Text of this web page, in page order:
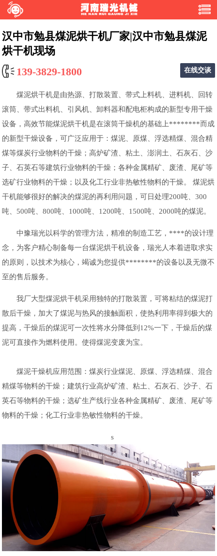
汉中市勉县煤泥烘干机厂家|汉中市勉县煤泥
烘干机现场
139-3829-1800
在线交谈
煤泥烘干机是由热源、打散装置、带式上料机、进料机、回转
滚筒、带式出料机、引风机、卸料器和配电柜构成的新型专用干燥
设备，高效节能煤泥烘干机是在滚筒干燥机的基础上********而成
的新型干燥设备，可广泛应用于：煤泥、原煤、浮选精煤、混合精
煤等煤炭行业物料的干燥；高炉矿渣、粘土、澎润土、石灰石、沙
子、石英石等建筑行业物料的干燥；各种金属精矿、废渣、尾矿等
选矿行业物料的干燥；以及化工行业非热敏性物料的干燥。 煤泥烘
干机能够很好的解决的煤泥的再利用问题，可日处理200吨、300
吨、500吨、800吨、1000吨、1200吨、1500吨、2000吨的煤泥。
中豫瑞光以科学的管理方法，精准的制造工艺，****的设计理
念，为客户精心制备每一台煤泥烘干机设备，瑞光人本着进取求实
的原则，以技术为核心，竭诚为您提供********的设备以及无微不
至的售后服务。
我厂大型煤泥烘干机采用独特的打散装置，可将粘结的煤泥打
散后干燥，加大了煤泥与热风的接触面积，使热利用率得到极大的
提高，干燥后的煤泥可一次性将水分降低到12%一下，干燥后的煤
泥可直接作为燃料使用。使得煤泥变废为宝。
煤泥干燥机应用范围：煤炭行业煤泥、原煤、浮选精煤、混合
精煤等物料的干燥；建筑行业高炉矿渣、粘土、石灰石、沙子、石
英石等物料的干燥；选矿生产线行业各种金属精矿、废渣、尾矿等
物料的干燥；化工行业非热敏性物料的干燥。
s